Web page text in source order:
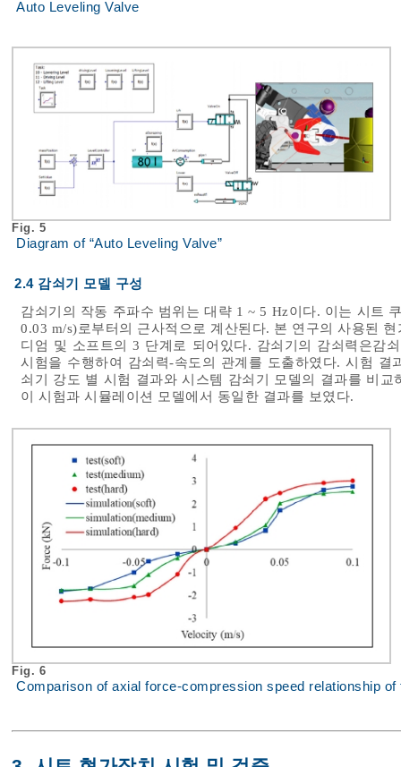
Auto Leveling Valve
Fig. 5
Diagram of “Auto Leveling Valve”
2.4 감쇠기 모델 구성
감쇠기의 작동 주파수 범위는 대략 1 ~ 5 Hz이다. 이는 시트
0.03 m/s)로부터의 근사적으로 계산된다. 본 연구의 사용된
디엄 및 소프트의 3 단계로 되어있다. 감쇠기의 감쇠력은감
시험을 수행하여 감쇠력-속도의 관계를 도출하였다. 시험
쇠기 강도 별 시험 결과와 시스템 감쇠기 모델의 결과를 비교
이 시험과 시뮬레이션 모델에서 동일한 결과를 보였다.
Fig. 6
Comparison of axial force-compression speed relationship